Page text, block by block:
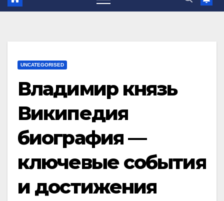
UNCATEGORISED
Владимир князь
Википедия
биография —
ключевые события
и достижения